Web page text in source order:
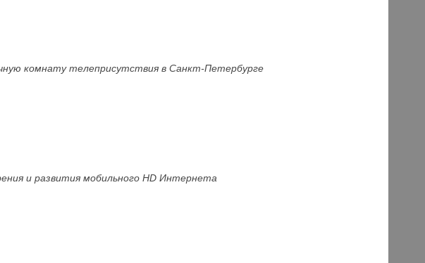
комнату телеприсутствия в Санкт-Петербурге
и развития мобильного HD Интернета